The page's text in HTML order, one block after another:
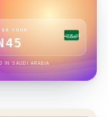
CODE
لا إله إلا الله
IN SAUDI ARABIA